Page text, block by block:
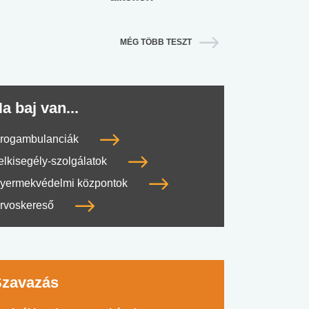
MÉG TÖBB TESZT
baj van...
szolgálatok
központok